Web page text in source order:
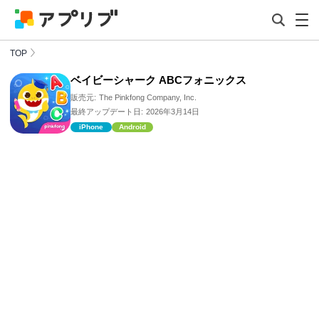
TOP
ベイビーシャーク ABCフォニックス
販売元: The Pinkfong Company, Inc.
最終アップデート日: 2026年3月14日
iPhone Android